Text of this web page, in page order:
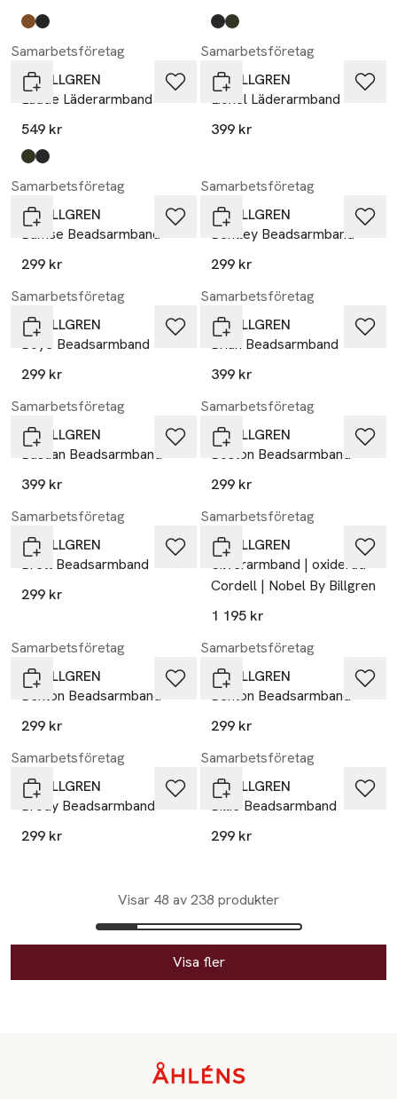
Produkten finns i färgerna:
brown
black
Produkten finns i färgerna:
black
brown
Samarbetsföretag
by BILLGREN
Ludde Läderarmband
549 kr
Produkten finns i färgerna:
brown
black
Samarbetsföretag
by BILLGREN
Lionel Läderarmband
399 kr
Samarbetsföretag
by BILLGREN
Bamse Beadsarmband
299 kr
Samarbetsföretag
by BILLGREN
Bentley Beadsarmband
299 kr
Samarbetsföretag
by BILLGREN
Boye Beadsarmband
299 kr
Samarbetsföretag
by BILLGREN
Brian Beadsarmband
399 kr
Samarbetsföretag
by BILLGREN
Bastian Beadsarmband
399 kr
Samarbetsföretag
by BILLGREN
Boston Beadsarmband
299 kr
Samarbetsföretag
by BILLGREN
Brett Beadsarmband
299 kr
Samarbetsföretag
by BILLGREN
Silverarmband | oxiderad
Cordell | Nobel By Billgren
1 195 kr
Samarbetsföretag
by BILLGREN
Benton Beadsarmband
299 kr
Samarbetsföretag
by BILLGREN
Benton Beadsarmband
299 kr
Samarbetsföretag
by BILLGREN
Brody Beadsarmband
299 kr
Samarbetsföretag
by BILLGREN
Billie Beadsarmband
299 kr
Visar 48 av 238 produkter
Visa fler